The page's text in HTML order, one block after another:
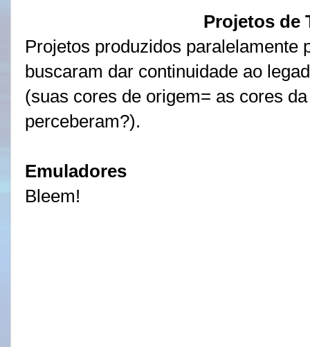
Projetos de
Projetos produzidos paralelamente
buscaram dar continuidade ao
(suas cores de origem= as cores
perceberam?).
Emuladores
Bleem!